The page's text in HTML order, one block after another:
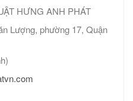
HƯNG ANH PHÁT
Lượng, phường 17, Quận